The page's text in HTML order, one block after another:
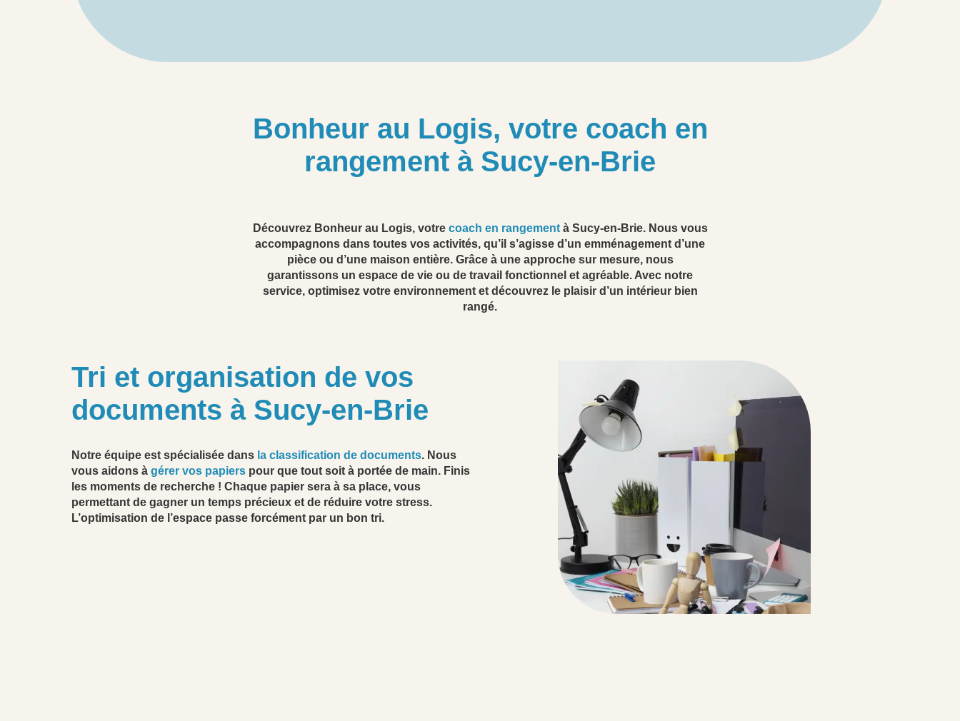
Bonheur au Logis, votre coach en
rangement à Sucy-en-Brie
Découvrez Bonheur au Logis, votre coach en rangementà Sucy-en-Brie. Nous vous
accompagnons dans toutes vos activités, qu’il s’agisse d’un emménagement d’une
pièce ou d’une maison entière. Grâce à une approche sur mesure, nous
garantissons un espace de vie ou de travail fonctionnel et agréable. Avec notre
service, optimisez votre environnement et découvrez le plaisir d’un intérieur bien
rangé.
Tri et organisation de vos
documents à Sucy-en-Brie
Notre équipe est spécialisée dans la classification de documents. Nous
vous aidons à gérer vos papiers pour que tout soit à portée de main. Finis
les moments de recherche ! Chaque papier sera à sa place, vous
permettant de gagner un temps précieux et de réduire votre stress.
L’optimisation de l’espace passe forcément par un bon tri.